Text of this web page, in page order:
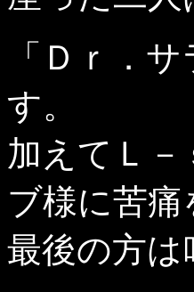
「Ｄｒ．
す。
加えてＬ
ブ様に苦
最後の方